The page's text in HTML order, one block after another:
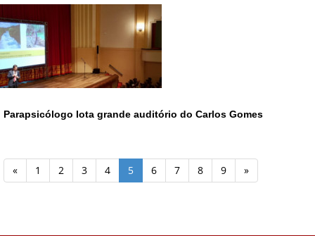
Parapsicólogo lota grande auditório do Carlos Gomes
« 1 2 3 4 5 6 7 8 9 »